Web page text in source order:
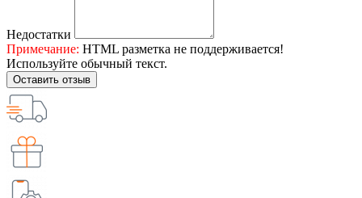
Недостатки
Примечание: HTML разметка не поддерживается!
Используйте обычный текст.
Оставить отзыв